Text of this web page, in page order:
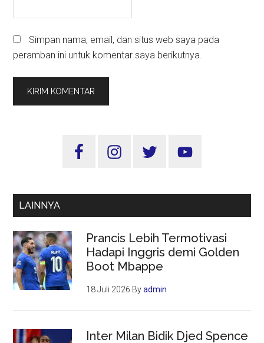
Simpan nama, email, dan situs web saya pada
peramban ini untuk komentar saya berikutnya.
Sidebar
LAINNYA
Prancis Lebih Termotivasi
Hadapi Inggris demi Golden
Boot Mbappe
18 Juli 2026 Byadmin
Inter Milan Bidik Djed Spence